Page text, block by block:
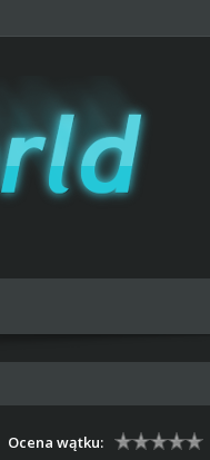
Ocena wątku: